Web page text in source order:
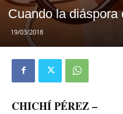
Cuando la diáspora
19/03/2018
CHICHÍ PÉREZ –